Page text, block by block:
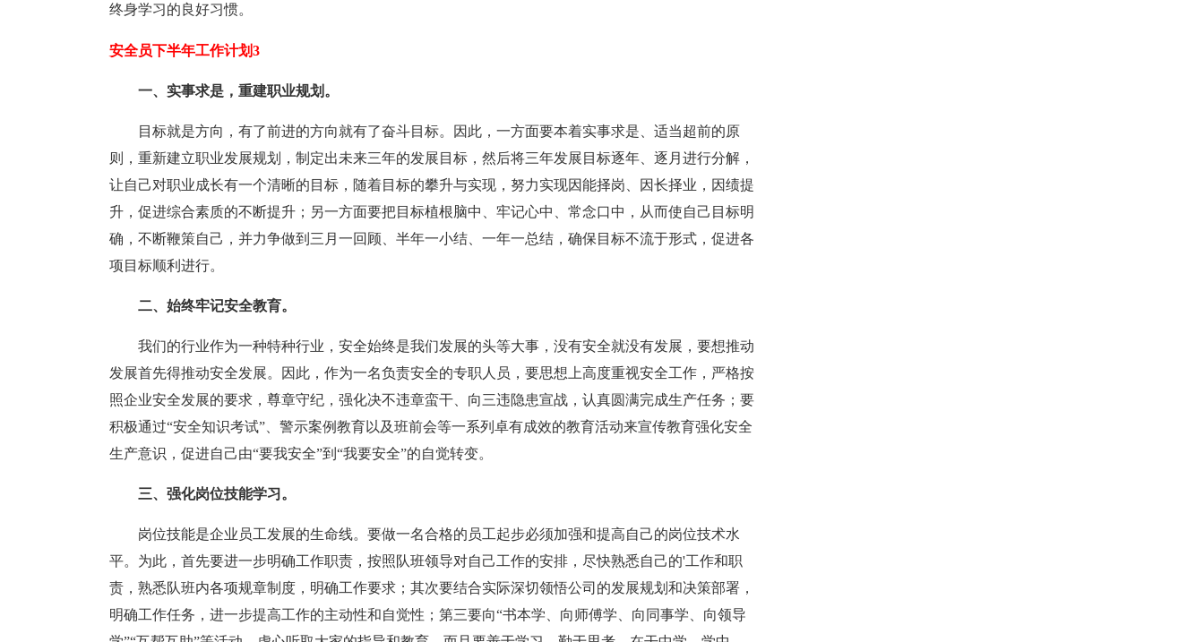
终身学习的良好习惯。
安全员下半年工作计划3
一、实事求是，重建职业规划。
目标就是方向，有了前进的方向就有了奋斗目标。因此，一方面要本着实事求是、适当超前的原
则，重新建立职业发展规划，制定出未来三年的发展目标，然后将三年发展目标逐年、逐月进行分解，
让自己对职业成长有一个清晰的目标，随着目标的攀升与实现，努力实现因能择岗、因长择业，因绩提
升，促进综合素质的不断提升；另一方面要把目标植根脑中、牢记心中、常念口中，从而使自己目标明
确，不断鞭策自己，并力争做到三月一回顾、半年一小结、一年一总结，确保目标不流于形式，促进各
项目标顺利进行。
二、始终牢记安全教育。
我们的行业作为一种特种行业，安全始终是我们发展的头等大事，没有安全就没有发展，要想推动
发展首先得推动安全发展。因此，作为一名负责安全的专职人员，要思想上高度重视安全工作，严格按
照企业安全发展的要求，尊章守纪，强化决不违章蛮干、向三违隐患宣战，认真圆满完成生产任务；要
积极通过“安全知识考试”、警示案例教育以及班前会等一系列卓有成效的教育活动来宣传教育强化安全
生产意识，促进自己由“要我安全”到“我要安全”的自觉转变。
三、强化岗位技能学习。
岗位技能是企业员工发展的生命线。要做一名合格的员工起步必须加强和提高自己的岗位技术水
平。为此，首先要进一步明确工作职责，按照队班领导对自己工作的安排，尽快熟悉自己的'工作和职
责，熟悉队班内各项规章制度，明确工作要求；其次要结合实际深切领悟公司的发展规划和决策部署，
明确工作任务，进一步提高工作的主动性和自觉性；第三要向“书本学、向师傅学、向同事学、向领导